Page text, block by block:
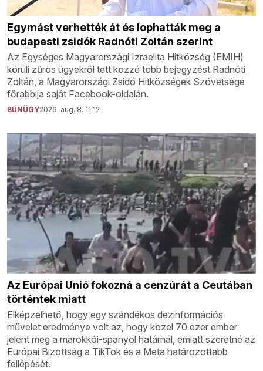
Egymást verhették át és lophatták meg a
budapesti zsidók Radnóti Zoltán szerint
Az Egységes Magyarországi Izraelita Hitközség (EMIH)
körüli zűrös ügyekről tett közzé több bejegyzést Radnóti
Zoltán, a Magyarországi Zsidó Hitközségek Szövetsége
főrabbija saját Facebook-oldalán.
BŰNÜGY2026. aug. 8. 11:12
Az Európai Unió fokozná a cenzúrát a Ceutában
történtek miatt
Elképzelhető, hogy egy szándékos dezinformációs
művelet eredménye volt az, hogy közel 70 ezer ember
jelent meg a marokkói-spanyol határnál, emiatt szeretné az
Európai Bizottság a TikTok és a Meta határozottabb
fellépését.